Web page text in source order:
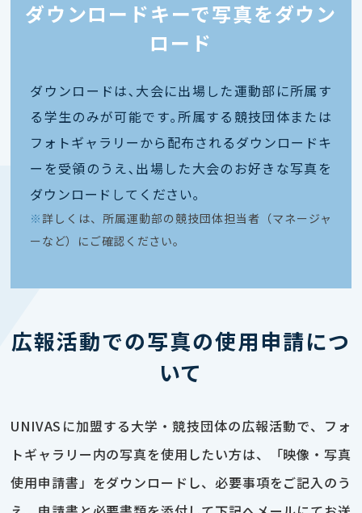
ダウンロードキーで写真をダウン
ロード
ダウンロードは､大会に出場した運動部に所属す
る学生のみが可能です｡所属する競技団体または
フォトギャラリーから配布されるダウンロードキ
ーを受領のうえ､出場した大会のお好きな写真を
ダウンロードしてください｡
※ 詳しくは、所属運動部の競技団体担当者（マネージャ
ーなど）にご確認ください。
広報活動での写真の使用申請につ
いて
UNIVASに加盟する大学・競技団体の広報活動で、フォ
トギャラリー内の写真を使用したい方は、「映像・写真
使用申請書」をダウンロードし、必要事項をご記入のう